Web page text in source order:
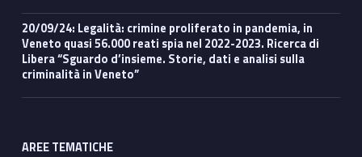
20/09/24: Legalità: crimine proliferato in pandemia, in
Veneto quasi 56.000 reati spia nel 2022-2023. Ricerca di
Libera “Sguardo d’insieme. Storie, dati e analisi sulla
criminalità in Veneto”
AREE TEMATICHE